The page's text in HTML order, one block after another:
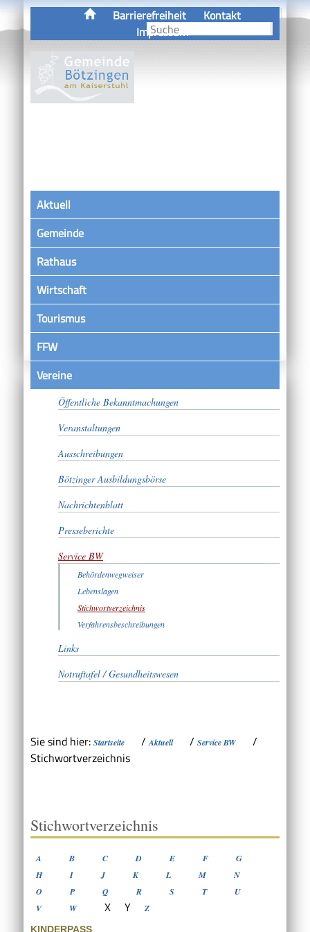
Barrierefreiheit
Kontakt
Impressum
Aktuell
Gemeinde
Rathaus
Wirtschaft
Tourismus
FFW
VereineSatzungen
Öffentliche Bekanntmachungen
Veranstaltungen
Ausschreibungen
Bötzinger Ausbildungsbörse
Nachrichtenblatt
Presseberichte
Service BW
Behördenwegweiser
Lebenslagen
Stichwortverzeichnis
Verfahrensbeschreibungen
Links
Notruftafel / Gesundheitswesen
Sie sind hier: Startseite /Aktuell / Service BW
/
Stichwortverzeichnis
Stichwortverzeichnis
A B C D E F
G
H
I J K L M
N
O
P Q R S T
U
V
W X Y Z
KINDERPASS